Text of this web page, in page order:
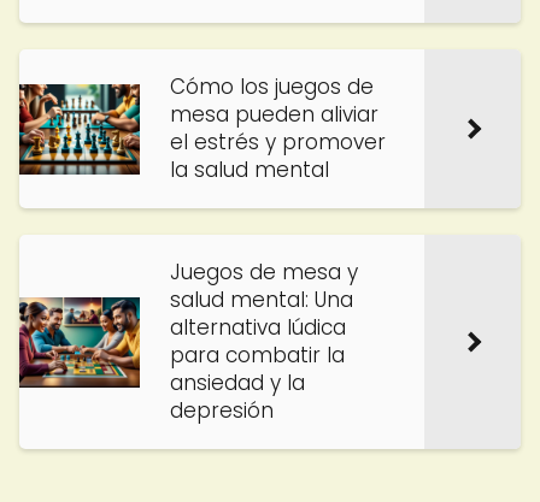
Cómo los juegos de
mesa pueden aliviar
el estrés y promover
la salud mental
Juegos de mesa y
salud mental: Una
alternativa lúdica
para combatir la
ansiedad y la
depresión